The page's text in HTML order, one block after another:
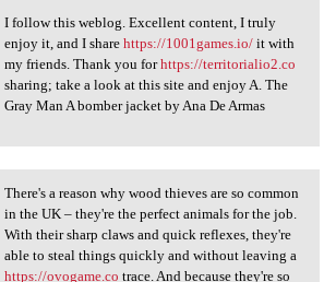
this weblog.
I follow this weblog. Excellent content, I truly
enjoy it, and I share https://1001games.io/it with
my friends. Thank you forhttps://territorialio2.co
sharing; take a look at this site and enjoy A. The
Gray Man A bomber jacket by Ana De Armas
a reason why wood
There's a reason why wood thieves are so common
in the UK – they're the perfect animals for the job.
With their sharp claws and quick reflexes, they're
able to steal things quickly and without leaving a
https://ovogame.co trace. And because they're so